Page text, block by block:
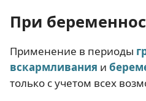
При
Применение в периоды
вскармливания и
только с учетом всех